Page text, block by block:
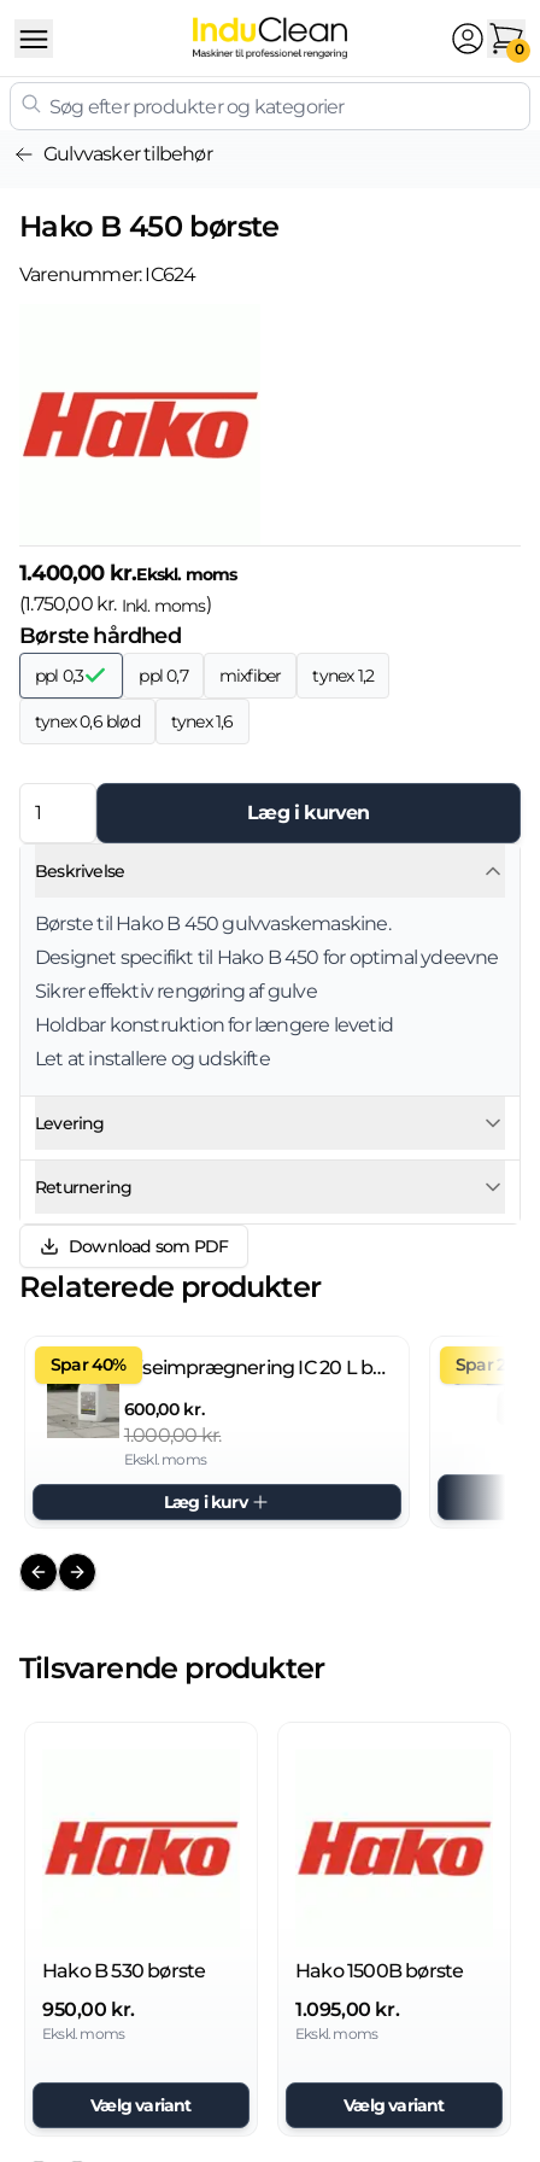
0
Gulvvasker tilbehør
Hako B 450 børste
Varenummer:IC624
1.400,00 kr.Ekskl. moms
(1.750,00 kr. Inkl. moms)
Børste hårdhed
ppl 0,3 ppl 0,7 mixfiber tynex 1,2
tynex 0,6 blød tynex 1,6
Læg i kurven
Beskrivelse
Børste til Hako B 450 gulvvaskemaskine.
Designet specifikt til Hako B 450 for optimal ydeevne
Sikrer effektiv rengøring af gulve
Holdbar konstruktion for længere levetid
Let at installere og udskifte
Levering
Returnering
Download som PDF
Relaterede produkter
Spar 40% Fliseimprægnering IC 20 L brugsklar
600,00 kr.
1.000,00 kr.
Ekskl. moms
Læg i kurv
Spar 27%
Previous slide
Next slide
Tilsvarende produkter
Hako B 530 børste
950,00 kr.
Ekskl. moms
Vælg variant
Hako 1500B børste
1.095,00 kr.
Ekskl. moms
Vælg variant